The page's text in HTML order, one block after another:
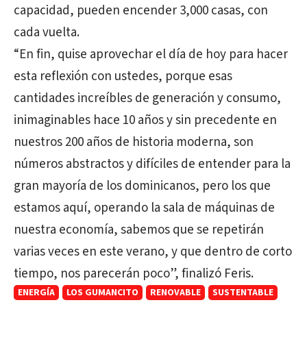
capacidad, pueden encender 3,000 casas, con
cada vuelta.
“En fin, quise aprovechar el día de hoy para hacer
esta reflexión con ustedes, porque esas
cantidades increíbles de generación y consumo,
inimaginables hace 10 años y sin precedente en
nuestros 200 años de historia moderna, son
números abstractos y difíciles de entender para la
gran mayoría de los dominicanos, pero los que
estamos aquí, operando la sala de máquinas de
nuestra economía, sabemos que se repetirán
varias veces en este verano, y que dentro de corto
tiempo, nos parecerán poco”, finalizó Feris.
ENERGÍA LOS GUMANCITO RENOVABLE SUSTENTABLE